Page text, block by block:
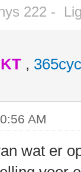
222 -
,
AM
wat er